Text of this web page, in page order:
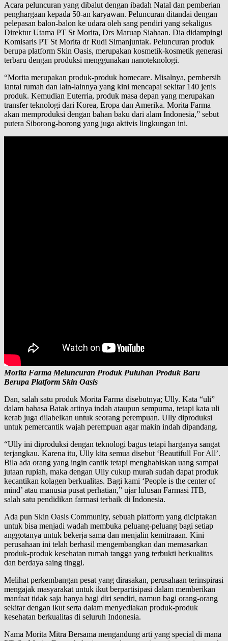
Acara peluncuran yang dibalut dengan ibadah Natal dan pemberian
penghargaan kepada 50-an karyawan. Peluncuran ditandai dengan
pelepasan balon-balon ke udara oleh sang pendiri yang sekaligus
Direktur Utama PT St Morita, Drs Maruap Siahaan. Dia didampingi
Komisaris PT St Morita dr Rudi Simanjuntak. Peluncuran produk
berupa platform Skin Oasis, merupakan kosmetik-kosmetik generasi
terbaru dengan produksi menggunakan nanoteknologi.
“Morita merupakan produk-produk homecare. Misalnya, pembersih
lantai rumah dan lain-lainnya yang kini mencapai sekitar 140 jenis
produk. Kemudian Euterria, produk masa depan yang merupakan
transfer teknologi dari Korea, Eropa dan Amerika. Morita Farma
akan memproduksi dengan bahan baku dari alam Indonesia,” sebut
putera Siborong-borong yang juga aktivis lingkungan ini.
Morita Farma Meluncuran Produk Puluhan Produk Baru
Berupa Platform Skin Oasis
Dan, salah satu produk Morita Farma disebutnya; Ully. Kata “uli”
dalam bahasa Batak artinya indah ataupun sempurna, tetapi kata uli
kerab juga dilabelkan untuk seorang perempuan. Ully diproduksi
untuk pemercantik wajah perempuan agar makin indah dipandang.
“Ully ini diproduksi dengan teknologi bagus tetapi harganya sangat
terjangkau. Karena itu, Ully kita semua disebut ‘Beautifull For All’.
Bila ada orang yang ingin cantik tetapi menghabiskan uang sampai
jutaan rupiah, maka dengan Ully cukup murah sudah dapat produk
kecantikan kolagen berkualitas. Bagi kami ‘People is the center of
mind’ atau manusia pusat perhatian,” ujar lulusan Farmasi ITB,
salah satu pendidikan farmasi terbaik di Indonesia.
Ada pun Skin Oasis Community, sebuah platform yang diciptakan
untuk bisa menjadi wadah membuka peluang-peluang bagi setiap
anggotanya untuk bekerja sama dan menjalin kemitraaan. Kini
perusahaan ini telah berhasil mengembangkan dan memasarkan
produk-produk kesehatan rumah tangga yang terbukti berkualitas
dan berdaya saing tinggi.
Melihat perkembangan pesat yang dirasakan, perusahaan terinspirasi
mengajak masyarakat untuk ikut berpartisipasi dalam memberikan
manfaat tidak saja hanya bagi diri sendiri, namun bagi orang-orang
sekitar dengan ikut serta dalam menyediakan produk-produk
kesehatan berkualitas di seluruh Indonesia.
Nama Morita Mitra Bersama mengandung arti yang special di mana